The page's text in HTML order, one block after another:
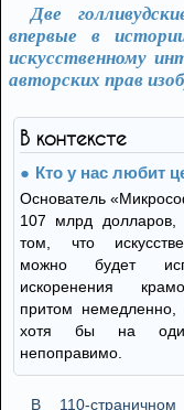
Две
впервые в
искусственному
авторских прав
В контексте
Кто у нас любит
Основатель
107 млрд долларов,
том, что
можно будет
искоренения
притом немедленно,
хотя бы на
непоправимо.
В 110-